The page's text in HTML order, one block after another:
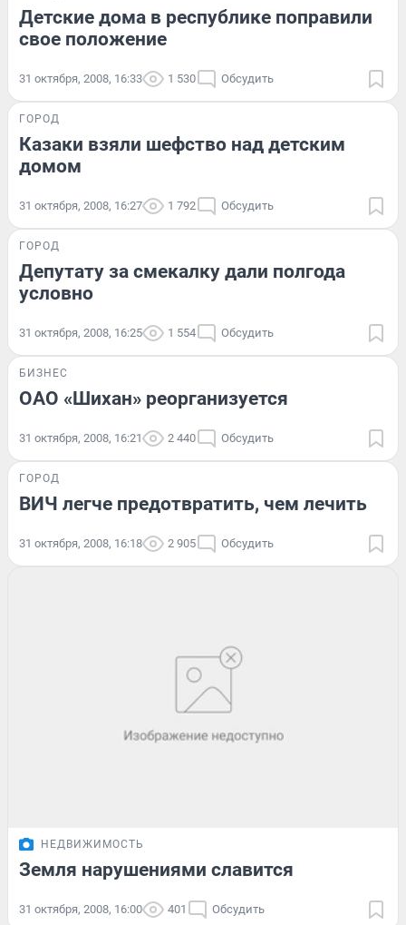
Детские дома в республике поправили
свое положение
31 октября, 2008, 16:33 1 530 Обсудить
ГОРОД
Казаки взяли шефство над детским
домом
31 октября, 2008, 16:27 1 792 Обсудить
ГОРОД
Депутату за смекалку дали полгода
условно
31 октября, 2008, 16:25 1 554 Обсудить
БИЗНЕС
ОАО «Шихан» реорганизуется
31 октября, 2008, 16:21 2 440 Обсудить
ГОРОД
ВИЧ легче предотвратить, чем лечить
31 октября, 2008, 16:18 2 905 Обсудить
НЕДВИЖИМОСТЬ
Земля нарушениями славится
31 октября, 2008, 16:00 401 Обсудить